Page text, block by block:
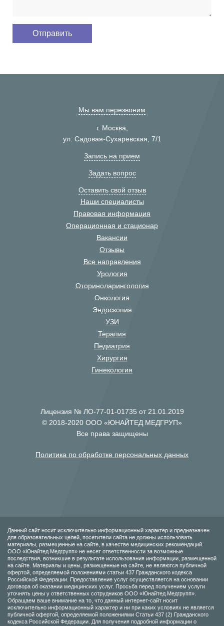
Мы вам перезвоним
г. Москва,
ул. Садовая-Сухаревская, 7/1
Запись на прием
Задать вопрос
Оставить свой отзыв
Наши специалисты
Правовая информация
Операционная и стационар
Вакансии
Отзывы
Все направления
Урология
Оториноларингология
Онкология
Эндоскопия
УЗИ
Терапия
Педиатрия
Хирургия
Гинекология
Лицензия № ЛО-77-01-01735 от 21.01.2019
© 2018-2020 ООО «ЮНАЙТЕД МЕДГРУП»
Все права защищены
Политика по обработке персональных данных
Данный сайт носит исключительно информационный характер и предназначен
для образовательных целей, посетители сайта не должны использовать
материалы, размещенные на сайте, в качестве медицинских рекомендаций.
ООО «Юнайтед Медгрупп» не несет ответственности за возможные
последствия, возникшие в результате использования информации, размещенной
на сайте. Материалы и цены, размещенные на сайте, не являются публичной
офертой, определяемой положениями статьи 437 Гражданского кодекса
Российской Федерации. Предоставление услуг осуществляется на основании
договора об оказании медицинских услуг. Просьба перед получением услуги
уточнять цены у ответственных сотрудников ООО «Юнайтед Медгрупп».
Обращаем ваше внимание на то, что данный интернет-сайт носит
исключительно информационный характер и ни при каких условиях не является
публичной офертой, определяемой положениями Статьи 437 (2) Гражданского
кодекса Российской Федерации. Для получения подробной информации о